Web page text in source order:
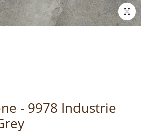
- 9978 Industrie